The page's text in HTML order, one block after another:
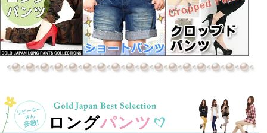
ロングパンツ